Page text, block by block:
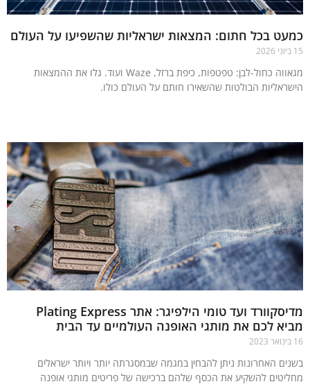
בכל חתום: המצאות ישראליות שהשפיעו על העולם
מגאווה כחול-לבן: טפטפות, כיפת ברזל, Waze ועוד. גלו את ההמצאות
הבולטות שהשאירו חותם על העולם כולו.
מדיסקוורד ועד טומי הילפיגר: אתר Plating Express
לכם את מותגי האופנה העולמיים עד הבית
האחרונות ניתן להבחין במגמה שבמסגרתה יותר ויותר ישראלים
להשקיע את הכסף שלהם ברכישה של פריטים מותגי אופנה